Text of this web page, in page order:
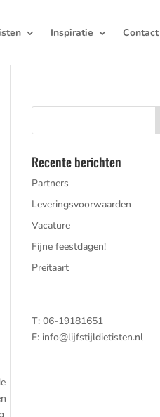
Inspiratie Contact
Recente berichten
Partners
Leveringsvoorwaarden
Vacature
Fijne feestdagen!
Preitaart
T: 06-19181651
E: info@lijfstijldietisten.nl